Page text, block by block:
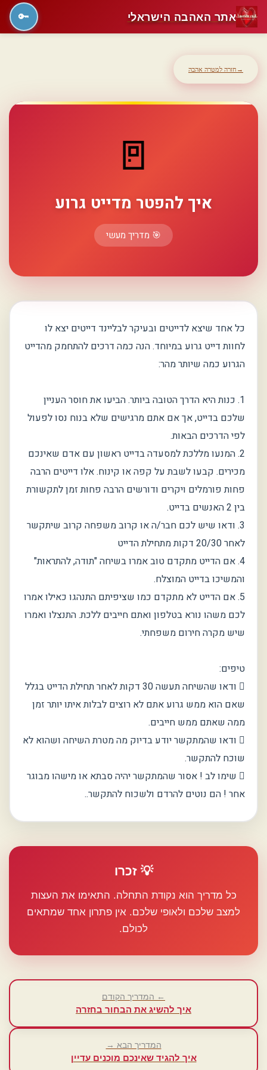
→ חזרה למטרה אהבה
🚪
איך להפטר מדייט גרוע
🎯 מדריך מעשי
כל אחד שיצא לדייטים ובעיקר לבליינד דייטים יצא לו
לחוות דייט גרוע במיוחד. הנה כמה דרכים להתחמק מהדייט
הגרוע כמה שיותר מהר:
1. כנות היא הדרך הטובה ביותר. הביעו את חוסר העניין
שלכם בדייט, אך אם אתם מרגישים שלא בנוח נסו לפעול
לפי הדרכים הבאות.
2. המנעו מללכת למסעדה בדייט ראשון עם אדם שאינכם
מכירים. קבעו לשבת על קפה או קינוח. אלו דייטים הרבה
פחות פורמלים ויקרים ודורשים הרבה פחות זמן לתקשורת
בין 2 האנשים בדייט.
3. ודאו שיש לכם חבר/ה או קרוב משפחה קרוב שיתקשר
לאחר 20/30 דקות מתחילת הדייט
4. אם הדייט מתקדם טוב אמרו בשיחה "תודה, להתראות"
והמשיכו בדייט המוצלח.
5. אם הדייט לא מתקדם כמו שציפיתם התנהגו כאילו אמרו
לכם משהו נורא בטלפון ואתם חייבים ללכת. התנצלו ואמרו
שיש מקרה חירום משפחתי.
טיפים:
 ודאו שהשיחה תעשה 30 דקות לאחר תחילת הדייט בגלל
שאם הוא ממש גרוע אתם לא רוצים לבלות איתו יותר זמן
ממה שאתם ממש חייבים.
 ודאו שהמתקשר יודע בדיוק מה מטרת השיחה ושהוא לא
שוכח להתקשר.
 שימו לב ! אסור שהמתקשר יהיה סבתא או מישהו מבוגר
אחר ! הם נוטים להרדם ולשכוח להתקשר..
💡 זכרו
כל מדריך הוא נקודת התחלה. התאימו את העצות
למצב שלכם ולאופי שלכם. אין פתרון אחד שמתאים
לכולם.
← המדריך הקודם
איך להשיג את הבחור בחזרה
המדריך הבא →
איך להגיד שאינכם מוכנים עדיין
אתר האהבה הישראלי 🔑